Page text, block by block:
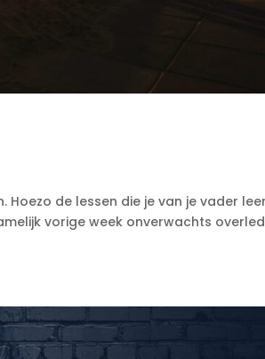
Hoezo de lessen die je van je vader
vorige week onverwachts